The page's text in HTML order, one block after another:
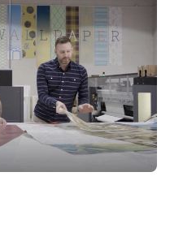
twitteryoutube